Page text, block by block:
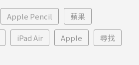
Apple Pencil 蘋果
iPad Air Apple 尋找